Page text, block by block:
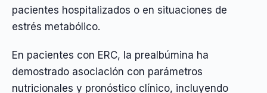
pacientes hospitalizados o en situaciones de
estrés metabólico.
En pacientes con ERC, la prealbúmina ha
demostrado asociación con parámetros
nutricionales y pronóstico clínico, incluyendo